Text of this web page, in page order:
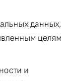
данных,
целям
и